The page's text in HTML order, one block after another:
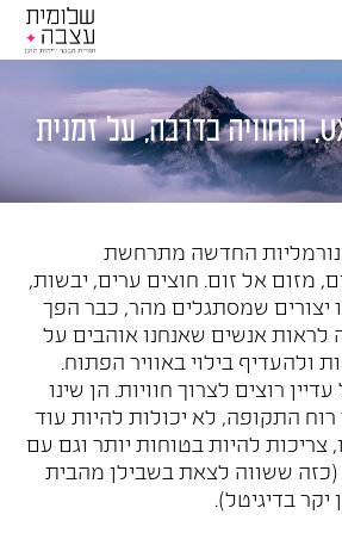
החדשה מתרחשת
מזום אל זום. חוצים ערים, יבשות,
יצורים שמסתגלים מהר, כבר הפך
לראות אנשים שאנחנו אוהבים על
בילוי באוויר הפתוח.
רוצים לצרוך חוויות. הן שינו
התקופה, לא יכולות להיות עוד
צריכות להיות בטוחות יותר וגם עם
(כזה ששווה לצאת בשבילן מהבית
בדיגיטל).